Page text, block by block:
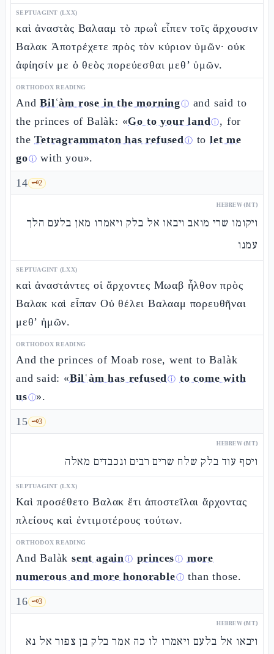
SEPTUAGINT (LXX)
καὶ ἀναστὰς Βαλααμ τὸ πρωῒ εἶπεν τοῖς ἄρχουσιν
Βαλακ Ἀποτρέχετε πρὸς τὸν κύριον ὑμῶν· οὐκ
ἀφίησίν με ὁ θεὸς πορεύεσθαι μεθ’ ὑμῶν.
ORTHODOX READING
AndBilʿàm rose in the morningⓘ and said to
the princes of Balàk: «Go to your landⓘ, for
theTetragrammaton has refusedⓘ tolet me
goⓘ with you».
14 🗝️2
HEBREW (MT)
ויקומו שרי מואב ויבאו אל בלק ויאמרו מאן בלעם הלך
עמנו
SEPTUAGINT (LXX)
καὶ ἀναστάντες οἱ ἄρχοντες Μωαβ ἦλθον πρὸς
Βαλακ καὶ εἶπαν Οὐ θέλει Βαλααμ πορευθῆναι
μεθ’ ἡμῶν.
ORTHODOX READING
And the princes of Moab rose, went to Balàk
and said: «Bilʿàm has refusedⓘ to come with
usⓘ».
15 🗝️3
HEBREW (MT)
ויסף עוד בלק שלח שרים רבים ונכבדים מאלה
SEPTUAGINT (LXX)
Καὶ προσέθετο Βαλακ ἔτι ἀποστεῖλαι ἄρχοντας
πλείους καὶ ἐντιμοτέρους τούτων.
ORTHODOX READING
And Balàk sent againⓘ princesⓘ more
numerous and more honorableⓘ than those.
16 🗝️3
HEBREW (MT)
ויבאו אל בלעם ויאמרו לו כה אמר בלק בן צפור אל נא